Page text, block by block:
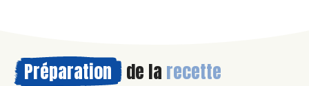
Préparation de la recette